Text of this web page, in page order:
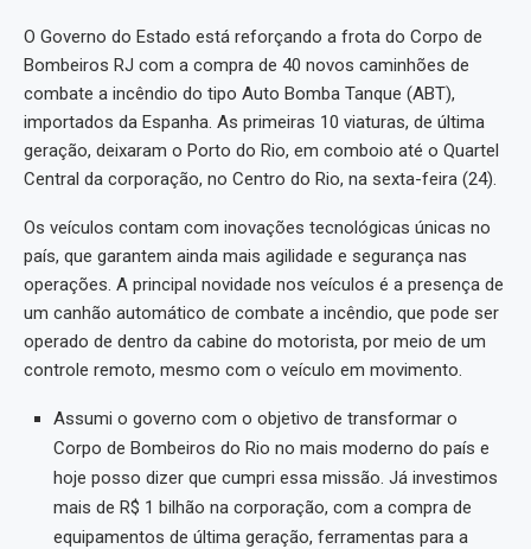
O Governo do Estado está reforçando a frota do Corpo de
Bombeiros RJ com a compra de 40 novos caminhões de
combate a incêndio do tipo Auto Bomba Tanque (ABT),
importados da Espanha. As primeiras 10 viaturas, de última
geração, deixaram o Porto do Rio, em comboio até o Quartel
Central da corporação, no Centro do Rio, na sexta-feira (24).
Os veículos contam com inovações tecnológicas únicas no
país, que garantem ainda mais agilidade e segurança nas
operações. A principal novidade nos veículos é a presença de
um canhão automático de combate a incêndio, que pode ser
operado de dentro da cabine do motorista, por meio de um
controle remoto, mesmo com o veículo em movimento.
Assumi o governo com o objetivo de transformar o
Corpo de Bombeiros do Rio no mais moderno do país e
hoje posso dizer que cumpri essa missão. Já investimos
mais de R$ 1 bilhão na corporação, com a compra de
equipamentos de última geração, ferramentas para a